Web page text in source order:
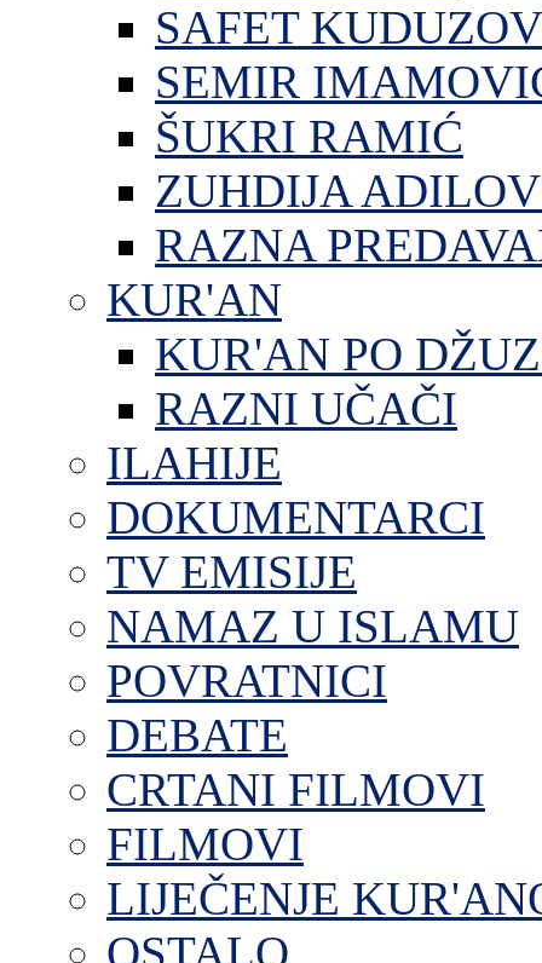
SAFET
SEMIR
ŠUKRI RAMIĆ
ZUHDIJA
RAZNA
KUR'AN
KUR'AN PO
RAZNI UČAČI
ILAHIJE
DOKUMENTARCI
TV EMISIJE
NAMAZ U ISLAMU
POVRATNICI
DEBATE
CRTANI FILMOVI
FILMOVI
LIJEČENJE